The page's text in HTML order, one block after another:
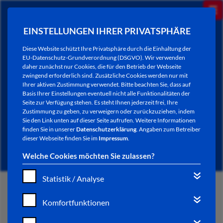
EINSTELLUNGEN IHRER PRIVATSPHÄRE
Diese Website schützt Ihre Privatsphäre durch die Einhaltung der
EU-Datenschutz-Grundverordnung (DSGVO). Wir verwenden
daher zunächst nur Cookies, die für den Betrieb der Webseite
zwingend erforderlich sind. Zusätzliche Cookies werden nur mit
Ihrer aktiven Zustimmung verwendet. Bitte beachten Sie, dass auf
Basis Ihrer Einstellungen eventuell nicht alle Funktionalitäten der
Seite zur Verfügung stehen. Es steht Ihnen jederzeit frei, Ihre
Zustimmung zu geben, zu verweigern oder zurückzuziehen, indem
Sie den Link unten auf dieser Seite aufrufen. Weitere Informationen
finden Sie in unsererDatenschutzerklärung. Angaben zum Betreiber
dieser Webseite finden Sie im Impressum.
Welche Cookies möchten Sie zulassen?
Statistik / Analyse
Komfortfunktionen
NEWSLETTER / CITY LETTER
START